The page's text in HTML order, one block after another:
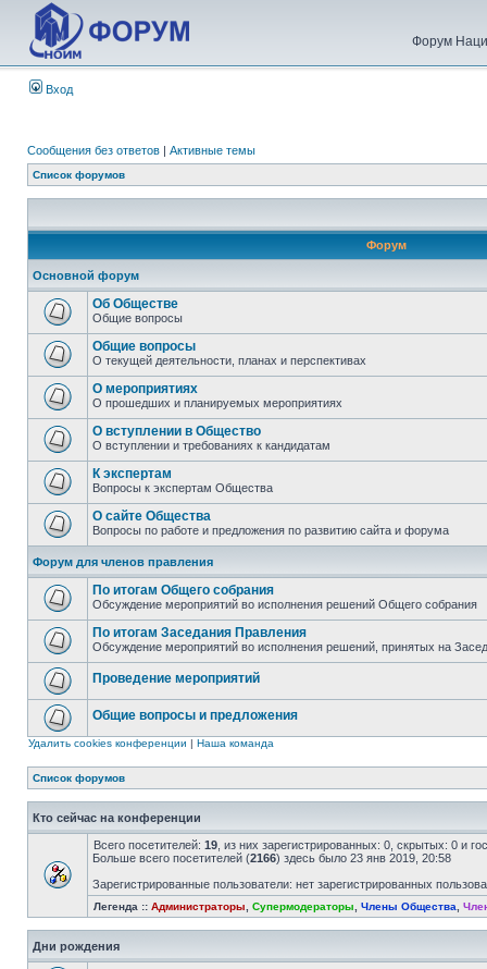
Форум
Вход
Сообщения без ответов | Активные темы
Список форумов
Форум
Основной форум
Об Обществе
Общие вопросы
Общие вопросы
О текущей деятельности, планах и перспективах
О мероприятиях
О прошедших и планируемых мероприятиях
О вступлении в Общество
О вступлении и требованиях к кандидатам
К экспертам
Вопросы к экспертам Общества
О сайте Общества
Вопросы по работе и предложения по развитию сайта и форума
Форум для членов правления
По итогам Общего собрания
Обсуждение мероприятий во исполнения решений Общего собрания
По итогам Заседания Правления
Обсуждение мероприятий во исполнения решений, принятых на
Проведение мероприятий
Общие вопросы и предложения
Удалить cookies конференции | Наша команда
Список форумов
Кто сейчас на конференции
Всего посетителей: 19 , из них зарегистрированных: 0, скрытых: 0 и
Больше всего посетителей (2166) здесь было 23 янв 2019, 20:58
Зарегистрированные пользователи: нет зарегистрированных
Легенда :: Администраторы Супермодераторы Члены Общества
Дни рождения